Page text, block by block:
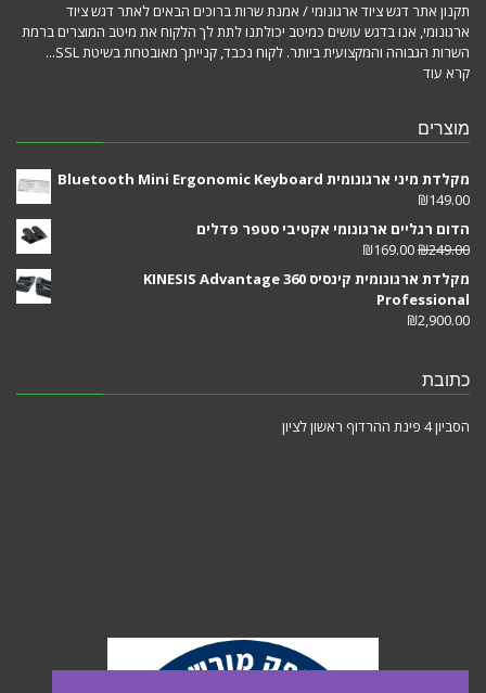
תקנון אתר דגש ציוד ארגונומי / אמנת שרות ברוכים הבאים לאתר דגש ציוד
ארגונומי, אנו בדגש עושים כמיטב יכולתנו לתת לך הלקוח את מיטב המוצרים ברמת
השרות הגבוהה והמקצועית ביותר. לקוח נכבד, קנייתך מאובטחת בשיטת SSL...
קרא עוד
מוצרים
מקלדת מיני ארגונומית Bluetooth Mini Ergonomic Keyboard
₪149.00
הדום רגליים ארגונומי אקטיבי סטפר פדלים
₪249.00
₪169.00
מקלדת ארגונומית קינסיס KINESIS Advantage 360
Professional
₪2,900.00
כתובת
הסביון 4 פינת ההרדוף ראשון לציון